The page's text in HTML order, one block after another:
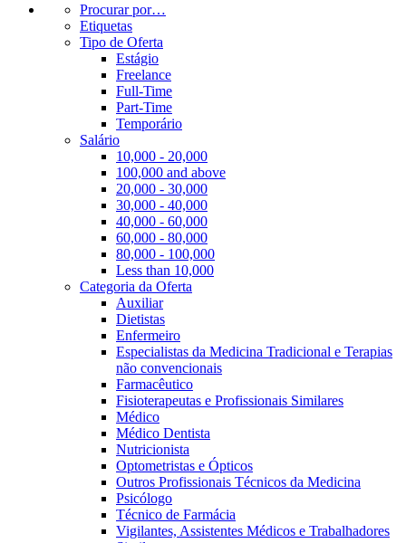
Procurar por…
Etiquetas
Tipo de Oferta
Estágio
Freelance
Full-Time
Part-Time
Temporário
Salário
10,000 - 20,000
100,000 and above
20,000 - 30,000
30,000 - 40,000
40,000 - 60,000
60,000 - 80,000
80,000 - 100,000
Less than 10,000
Categoria da Oferta
Auxiliar
Dietistas
Enfermeiro
Especialistas da Medicina Tradicional e Terapias
não convencionais
Farmacêutico
Fisioterapeutas e Profissionais Similares
Médico
Médico Dentista
Nutricionista
Optometristas e Ópticos
Outros Profissionais Técnicos da Medicina
Psicólogo
Técnico de Farmácia
Vigilantes, Assistentes Médicos e Trabalhadores